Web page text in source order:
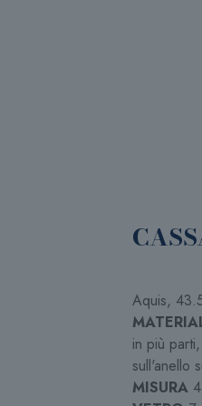
Aquis,
in più
sull'anello
MISURA